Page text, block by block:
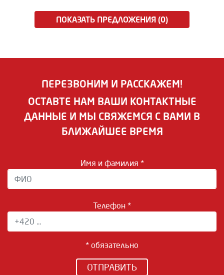
ПОКАЗАТЬ ПРЕДЛОЖЕНИЯ (0)
ПЕРЕЗВОНИМ И РАССКАЖЕМ!
ОСТАВТЕ НАМ ВАШИ КОНТАКТНЫЕ
ДАННЫЕ И МЫ СВЯЖЕМСЯ С ВАМИ В
БЛИЖАЙШЕЕ ВРЕМЯ
Имя и фамилия *
Телефон *
* обязательно
ОТПРАВИТЬ